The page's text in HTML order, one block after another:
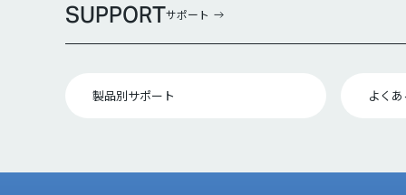
SUPPORTサポート
製品別サポート よく